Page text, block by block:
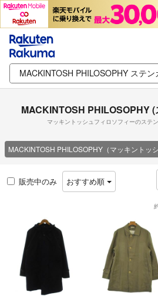
MACKINTOSH PHILOSOPHY
マッキントッシュフィロソフィーのステ
MACKINTOSH PHILOSOPHY（マッキントッ
販売中のみ おすすめ順